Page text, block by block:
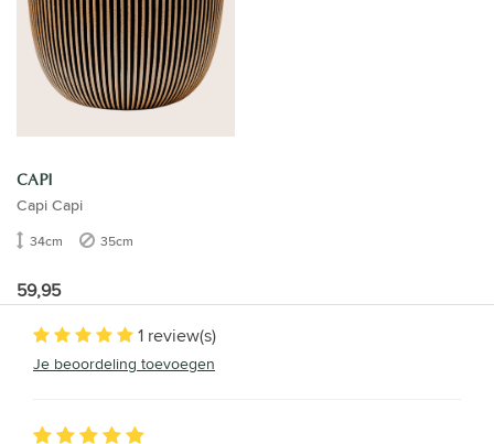
CAPI
Capi Capi
34cm 35cm
59,95
1 review(s)
Je beoordeling toevoegen